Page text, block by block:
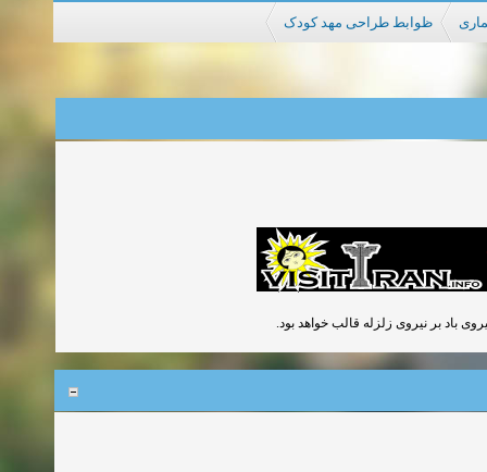
ظوابط طراحی مهد کودک
باد بر نیروی زلزله قالب خواهد بود.